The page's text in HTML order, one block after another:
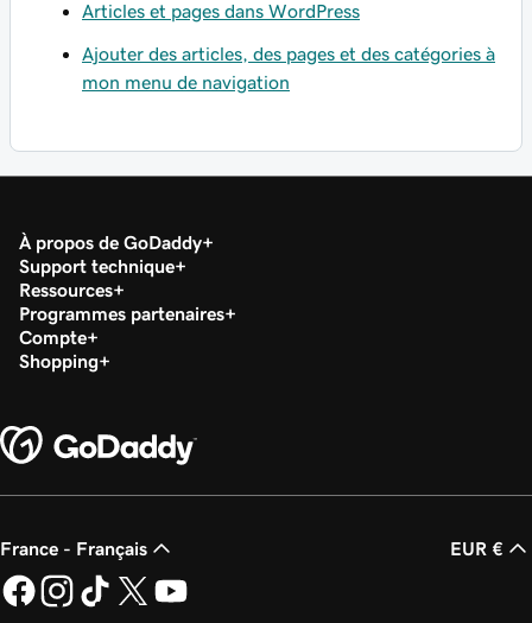
Articles et pages dans WordPress
Ajouter des articles, des pages et des catégories à
mon menu de navigation
À propos de GoDaddy
Support technique
Ressources
Programmes partenaires
Compte
Shopping
France - Français EUR €